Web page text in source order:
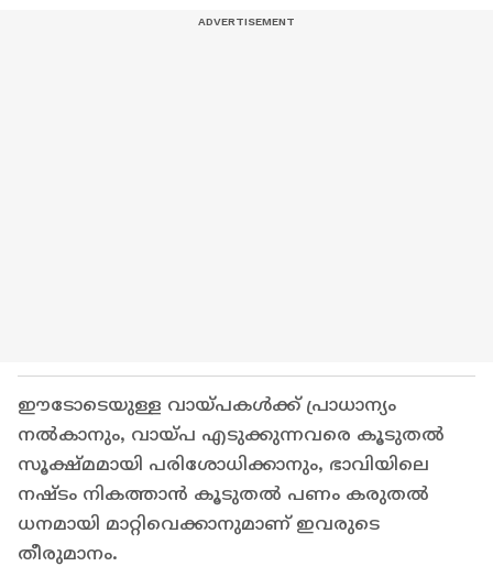
ഈടോടെയുള്ള വായ്പകള്‍ക്ക് പ്രാധാന്യം
നല്‍കാനും, വായ്പ എടുക്കുന്നവരെ കൂടുതല്‍
സൂക്ഷ്മമായി പരിശോധിക്കാനും, ഭാവിയിലെ
നഷ്ടം നികത്താന്‍ കൂടുതല്‍ പണം കരുതല്‍
ധനമായി മാറ്റിവെക്കാനുമാണ് ഇവരുടെ
തീരുമാനം.